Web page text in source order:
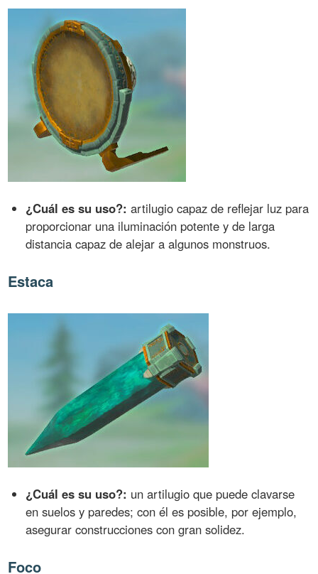
¿Cuál es su uso?: artilugio capaz de reflejar luz para
proporcionar una iluminación potente y de larga
distancia capaz de alejar a algunos monstruos.
Estaca
¿Cuál es su uso?: un artilugio que puede clavarse
en suelos y paredes; con él es posible, por ejemplo,
asegurar construcciones con gran solidez.
Foco